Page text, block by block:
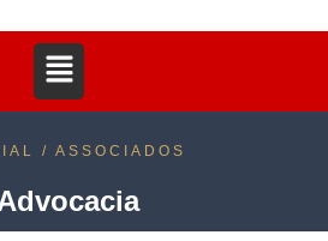
/ ASSOCIADOS